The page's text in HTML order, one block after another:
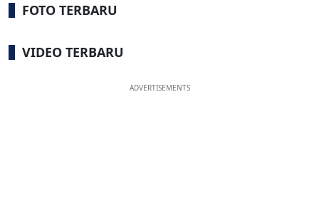
FOTO TERBARU
VIDEO TERBARU
ADVERTISEMENTS